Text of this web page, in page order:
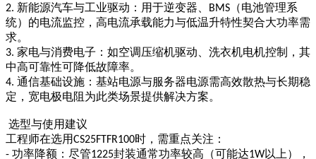
2. 新能源汽车与工业驱动：用于逆变器、 BMS （电池管理系
统）的电流监控，高电流承载能力与低温升特性契合大功率需
求。
3. 家电与消费电子：如空调压缩机驱动、洗衣机电机控制，其
中高可靠性可降低故障率。
4. 通信基础设施：基站电源与服务器电源需高效散热与长期稳
定，宽电极电阻为此类场景提供解决方案。
选型与使用建议
工程师在选用CS25FTFR100时，需重点关注：
- 功率降额：尽管1225封装通常功率较高（可能达1W以上），